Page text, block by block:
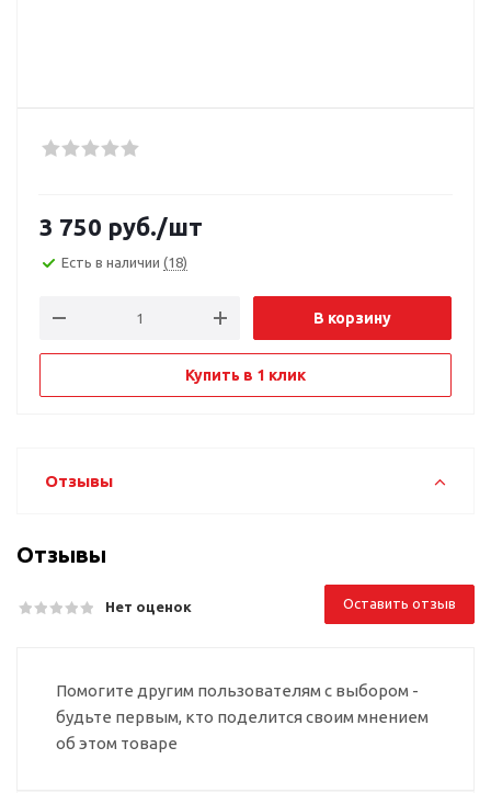
3 750 руб./шт
Есть в наличии (18)
В корзину
Купить в 1 клик
Отзывы
Отзывы
Нет оценок Оставить отзыв
Помогите другим пользователям с выбором -
будьте первым, кто поделится своим мнением
об этом товаре